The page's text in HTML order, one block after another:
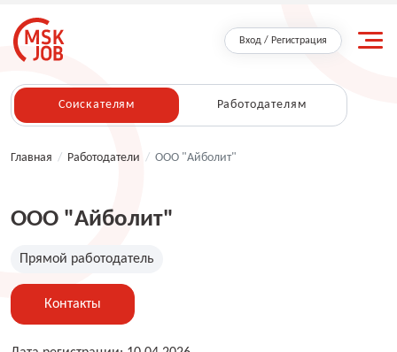
Вход / Регистрация
Соискателям Работодателям
Главная / Работодатели / ООО "Айболит"
ООО "Айболит"
Прямой работодатель
Контакты